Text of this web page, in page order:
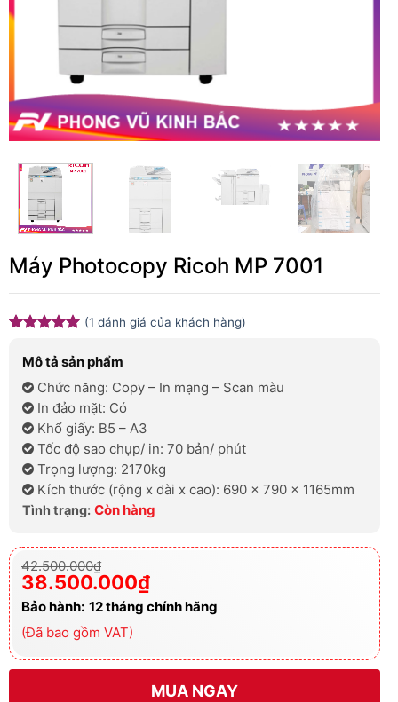
Máy Photocopy Ricoh MP 7001
dựa trên
đánh giá
(1 đánh giá của khách hàng)
Mô tả sản phẩm
Chức năng: Copy – In mạng – Scan màu
In đảo mặt: Có
Khổ giấy: B5 – A3
Tốc độ sao chụp/ in: 70 bản/ phút
Trọng lượng: 2170kg
Kích thước (rộng x dài x cao): 690 x 790 x 1165mm
Tình trạng: Còn hàng
42.500.000₫
Giá
gốc
là:
42.500.000₫.
38.500.000₫
Giá
hiện
tại
là:
38.500.000₫.
Bảo hành: 12tháng chính hãng
(Đã bao gồm VAT)
MUA NGAY